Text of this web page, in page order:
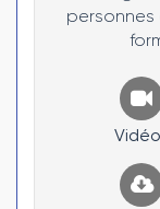
personnes